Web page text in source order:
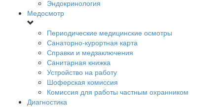
Эндокринология
Медосмотр
Периодические медицинские осмотры
Санаторно-курортная карта
Справки и медзаключения
Санитарная книжка
Устройство на работу
Шоферская комиссия
Комиссия для работы частным охранником
Диагностика